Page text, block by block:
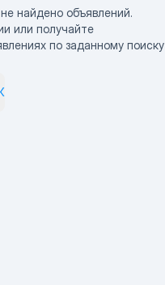
найдено объявлений.
или получайте
по заданному поиску